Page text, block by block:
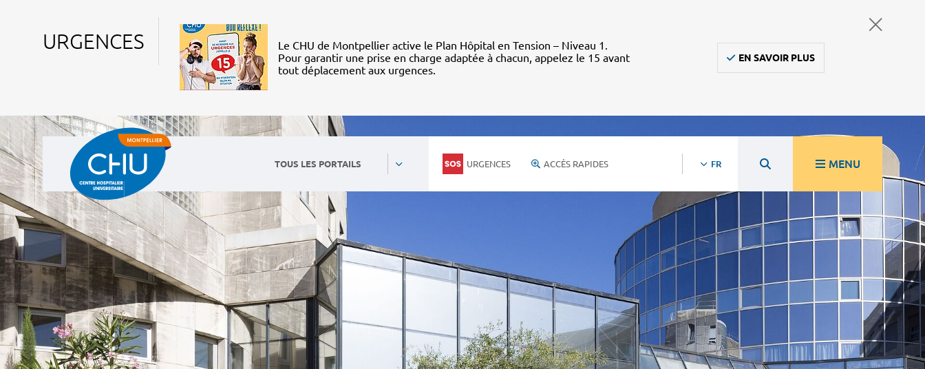
URGENCES
Le CHU de Montpellier active le Plan Hôpital en Tension – Niveau 1.
Pour garantir une prise en charge adaptée à chacun, appelez le 15 avant
tout déplacement aux urgences.
EN SAVOIR PLUS
TOUS LES PORTAILS URGENCES ACCÈS RAPIDES FR MENU